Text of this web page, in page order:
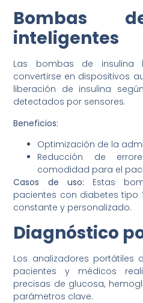
Bombas
inteligentes
Las bombas de insulina
convertirse en dispositivos
liberación de insulina
detectados por sensores.
Beneficios:
Optimización de la
Reducción de
comodidad para el
Casos de uso: Estas
pacientes con diabetes tipo
constante y personalizado.
Diagnóstico
Los analizadores portátiles
pacientes y médicos
precisas de glucosa,
parámetros clave.